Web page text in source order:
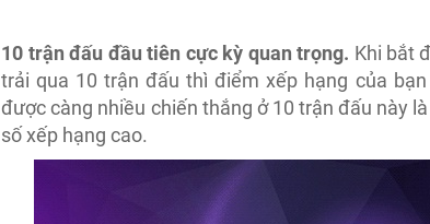
10 trận đấu đầu tiên cực kỳ quan trọng. Khi bắt
trải qua 10 trận đấu thì điểm xếp hạng của
được càng nhiều chiến thắng ở 10 trận đấu này
số xếp hạng cao.